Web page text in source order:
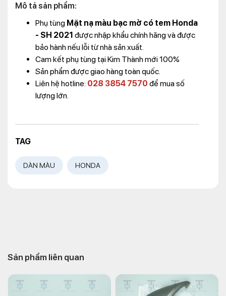
Mô tả sản phẩm:
Phụ tùng Mặt nạ màu bạc mờ có tem Honda
- SH 2021 được nhập khẩu chính hãng và được
bảo hành nếu lỗi từ nhà sản xuất.
Cam kết phụ tùng tại Kim Thành mới 100%
Sản phẩm được giao hàng toàn quốc.
Liên hệ hotline: 028 3854 7570 để mua số
lượng lớn.
TAG
DÀN MÀU HONDA
Sản phẩm liên quan